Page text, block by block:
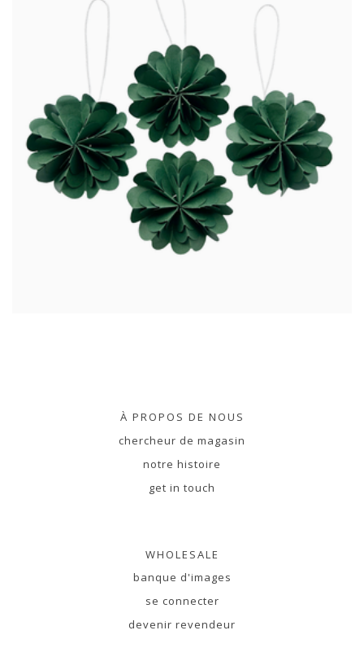
À PROPOS DE NOUS
chercheur de magasin
notre histoire
get in touch
WHOLESALE
banque d'images
se connecter
devenir revendeur